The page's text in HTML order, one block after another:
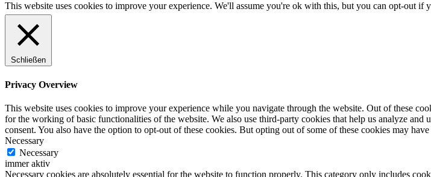
This website uses cookies to improve your experience. We'll assume you're ok with this, but you can opt-out if
Schließen
Privacy Overview
This website uses cookies to improve your experience while you navigate through the website. Out of these
for the working of basic functionalities of the website. We also use third-party cookies that help us analyze
consent. You also have the option to opt-out of these cookies. But opting out of some of these cookies may
Necessary
Necessary
immer aktiv
Necessary cookies are absolutely essential for the website to function properly. This category only includes